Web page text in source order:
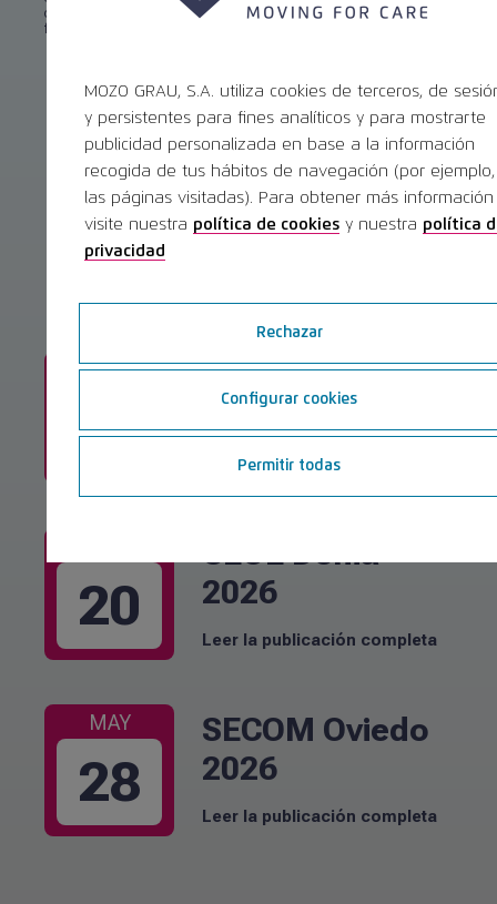
celebró en
Beijing (China)del 9 al 12 de Junio de 2024, una de las
ferias más importantes del sector en China.
Eventos
OCT
08
SEPES
Barcelona 2026
Leer la publicación completa
20
CEOE Denia
2026
Leer la publicación completa
MAY
28
SECOM Oviedo
2026
Leer la publicación completa
MOZO GRAU, S.A. utiliza cookies de terceros, de
y persistentes para fines analíticos y para mostrarte
publicidad personalizada en base a la información
recogida de tus hábitos de navegación (por ejemplo,
las páginas visitadas). Para obtener más información
visite nuestra política de cookiesy nuestra política
privacidad
Rechazar
Configurar cookies
Permitir todas